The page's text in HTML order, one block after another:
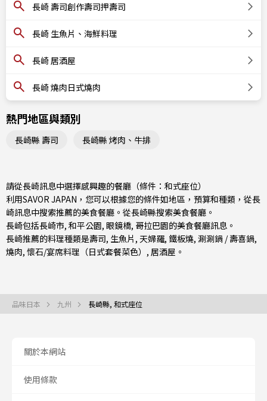
長崎 壽司創作壽司押壽司
長崎 生魚片、海鮮料理
長崎 居酒屋
長崎 燒肉日式燒肉
熱門地區與類別
長崎縣 壽司 長崎縣 烤肉、牛排
請從長崎訊息中選擇感興趣的餐廳（條件：和式座位）
利用SAVOR JAPAN，您可以根據您的條件如地區，預算和種類，從長
崎訊息中搜索推薦的美食餐廳。從長崎縣搜索美食餐廳。
長崎包括長崎市, 和平公園, 眼鏡橋, 哥拉巴園的美食餐廳訊息。
長崎推薦的料理種類是壽司, 生魚片 , 天婦羅, 鐵板燒, 涮涮鍋 / 壽喜鍋,
燒肉, 懷石/宴席料理（日式套餐菜色） , 居酒屋 。
品味日本 九州 長崎縣, 和式座位
關於本網站
使用條款